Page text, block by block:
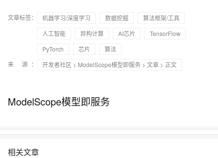
文章标签： 机器学习/深度学习 数据挖掘
算法框架/工具
人工智能
异构计算 AI芯片
TensorFlow
PyTorch
芯片
算法
来 源：
开发者社区 > ModelScope模型即服务 > 文章 > 正文
ModelScope模型即服务
相关文章